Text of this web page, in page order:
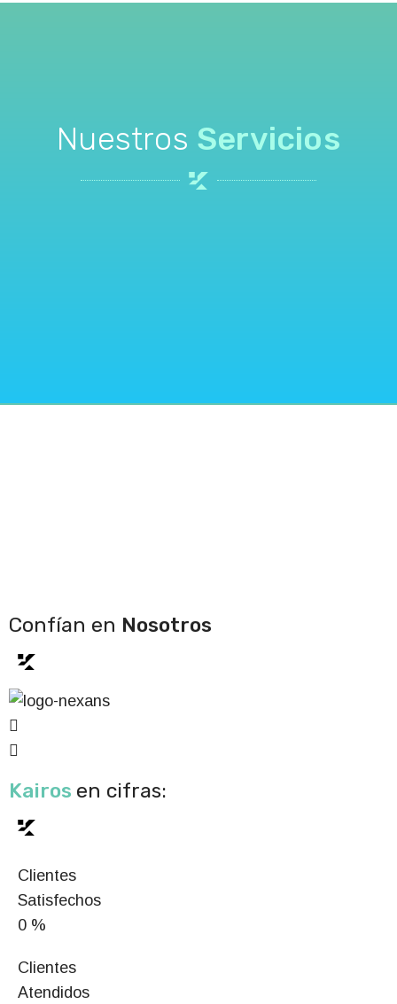
Nuestros Servicios
Confían en Nosotros
Kairos en cifras:
Clientes
Satisfechos
0 %
Clientes
Atendidos